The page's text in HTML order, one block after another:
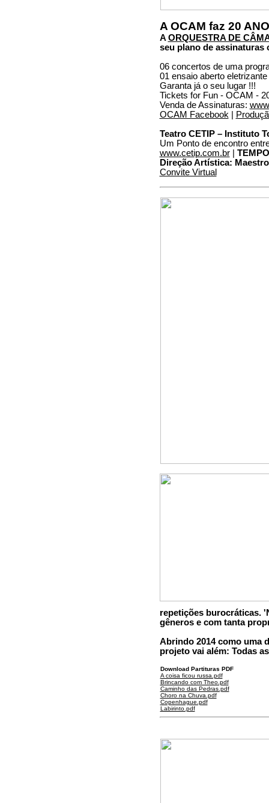
A OCAM faz 20
AORQUESTRA DE
seu plano de assinaturas
06 concertos de uma
01 ensaio aberto
Garanta já o seu lugar !!!
Tickets for Fun - OCAM -
Venda de Assinaturas:
OCAM Facebook|
Teatro CETIP – Instituto
Um Ponto de encontro
www.cetip.com.br|
Direção Artística:
Convite Virtual
repetições burocráticas.
gêneros e com tanta
Abrindo 2014 como uma
projeto vai além: Todas
Download Partituras PDF
A coisa ficou russa.pdf
Brincando com Theo.pdf
Caminho das Pedras.pdf
Choro na Chuva.pdf
Copenhague.pdf
Labirinto.pdf